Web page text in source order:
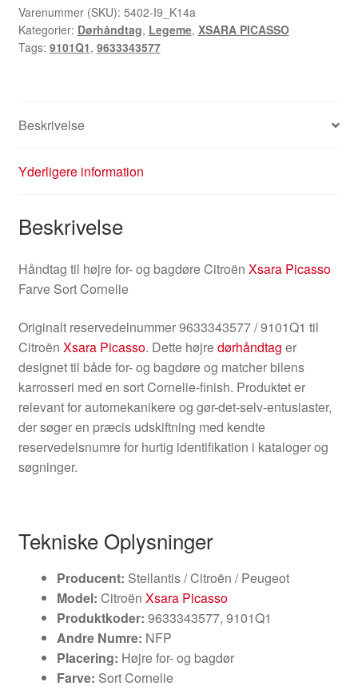
Citroën
Xsara
Picasso
Varenummer (SKU): 5402-I9_K14a
Kategorier: Dørhåndtag, Legeme, XSARA PICASSO
Tags: 9101Q1, 9633343577
Beskrivelse
Yderligere information
Beskrivelse
Håndtag til højre for- og bagdøre Citroën Xsara Picasso
Farve Sort Cornelie
Originalt reservedelnummer 9633343577 / 9101Q1 til
Citroën Xsara Picasso. Dette højredørhåndtag er
designet til både for- og bagdøre og matcher bilens
karrosseri med en sort Cornelie-finish. Produktet er
relevant for automekanikere og gør-det-selv-entusiaster,
der søger en præcis udskiftning med kendte
reservedelsnumre for hurtig identifikation i kataloger og
søgninger.
Tekniske Oplysninger
Producent: Stellantis / Citroën / Peugeot
Model: Citroën Xsara Picasso
Produktkoder: 9633343577, 9101Q1
Andre Numre: NFP
Placering: Højre for- og bagdør
Farve: Sort Cornelie